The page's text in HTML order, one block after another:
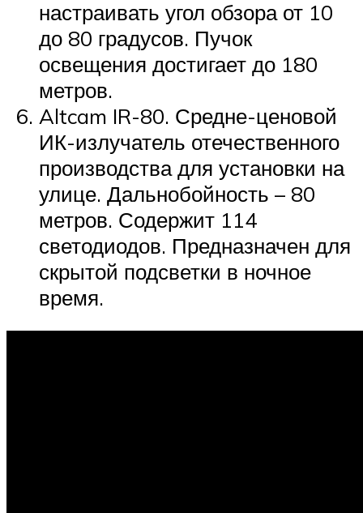
настраивать угол обзора от 10
до 80 градусов. Пучок
освещения достигает до 180
метров.
Altcam IR-80. Средне-ценовой
ИК-излучатель отечественного
производства для установки на
улице. Дальнобойность – 80
метров. Содержит 114
светодиодов. Предназначен для
скрытой подсветки в ночное
время.